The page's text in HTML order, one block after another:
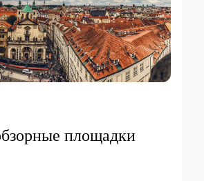
площадки